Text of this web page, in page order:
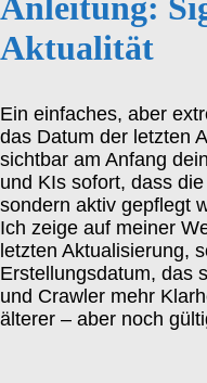
Aktualität
Ein einfaches, aber
das Datum der letzten
sichtbar am Anfang
und KIs sofort, dass
sondern aktiv gepflegt
Ich zeige auf meiner
letzten Aktualisierung,
Erstellungsdatum, das
und Crawler mehr
älterer – aber noch